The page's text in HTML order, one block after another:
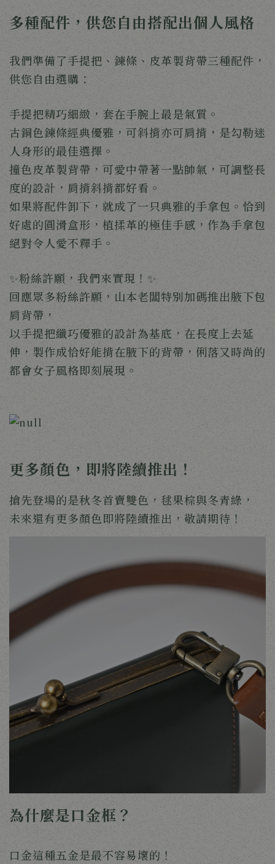
多種配件，供您自由搭配出個人風格
我們準備了手提把、鍊條、皮革製背帶三種配件，
供您自由選購：
手提把精巧細緻，套在手腕上最是氣質。
古銅色鍊條經典優雅，可斜揹亦可肩揹，是勾勒迷
人身形的最佳選擇。
撞色皮革製背帶，可愛中帶著一點帥氣，可調整長
度的設計，肩揹斜揹都好看。
如果將配件卸下，就成了一只典雅的手拿包。恰到
好處的圓滑盒形，植揉革的極佳手感，作為手拿包
絕對令人愛不釋手。
✨粉絲許願，我們來實現！ ✨
回應眾多粉絲許願，山本老闆特別加碼推出腋下包
肩背帶，
以手提把纖巧優雅的設計為基底，在長度上去延
伸，製作成恰好能揹在腋下的背帶，俐落又時尚的
都會女子風格即刻展現。
更多顏色，即將陸續推出！
搶先登場的是秋冬首賣雙色，毬果棕與冬青綠，
未來還有更多顏色即將陸續推出，敬請期待！
為什麼是口金框？
口金這種五金是最不容易壞的！